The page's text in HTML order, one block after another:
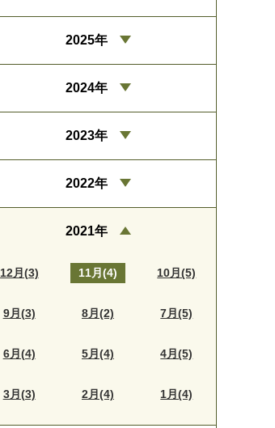
2025年
2024年
2023年
2022年
2021年
12月(3) 11月(4) 10月(5)
9月(3) 8月(2) 7月(5)
6月(4) 5月(4) 4月(5)
3月(3) 2月(4) 1月(4)